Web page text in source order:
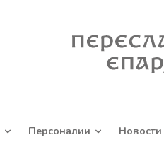
Персоналии Новости